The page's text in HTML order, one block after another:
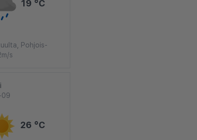
19 °C
Pohjois-
s
26 °C